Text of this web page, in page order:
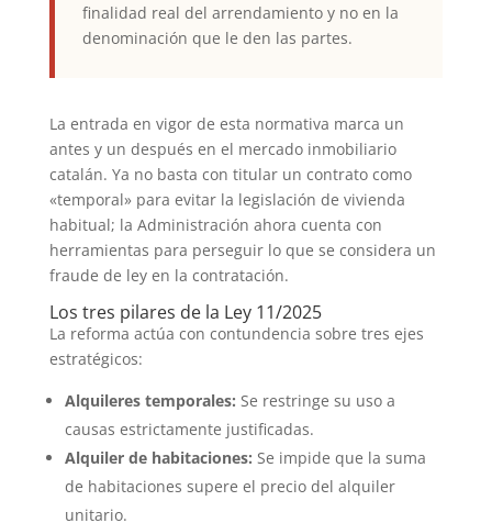
finalidad real del arrendamiento y no en la
denominación que le den las partes.
La entrada en vigor de esta normativa marca un
antes y un después en el mercado inmobiliario
catalán. Ya no basta con titular un contrato como
«temporal» para evitar la legislación de vivienda
habitual; la Administración ahora cuenta con
herramientas para perseguir lo que se considera un
fraude de ley en la contratación.
Los tres pilares de la Ley 11/2025
La reforma actúa con contundencia sobre tres ejes
estratégicos:
Alquileres temporales: Se restringe su uso a
causas estrictamente justificadas.
Alquiler de habitaciones: Se impide que la suma
de habitaciones supere el precio del alquiler
unitario.